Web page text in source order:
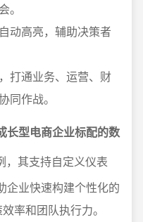
。
动高亮，辅助决策者
打通业务、运营、财
同作战。
长型电商企业标配的数
，其支持自定义仪表
企业快速构建个性化的
率和团队执行力。